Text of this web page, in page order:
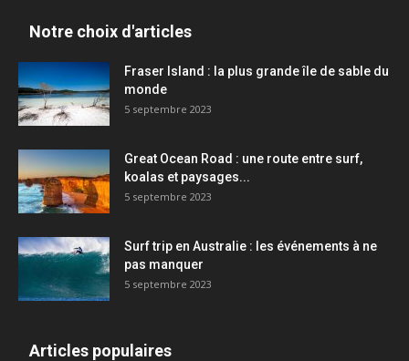
Notre choix d'articles
Fraser Island : la plus grande île de sable du
monde
5 septembre 2023
Great Ocean Road : une route entre surf,
koalas et paysages...
5 septembre 2023
Surf trip en Australie : les événements à ne
pas manquer
5 septembre 2023
Articles populaires